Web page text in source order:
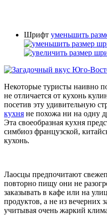
Шрифт уменьшить
Некоторые туристы наивно
не отличается от кухонь
посетив эту удивительную
кухня не похожа ни на одну
Эта своеобразная кухня
симбиоз французской,
кухонь.
Лаосцы предпочитают
повторно пищу они не
заказывать в кафе или на
продуктов, а не из вечерних
учитывая очень жаркий